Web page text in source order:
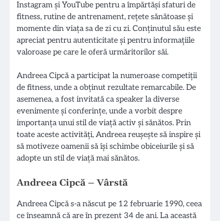
Instagram și YouTube pentru a împărtăși sfaturi de
fitness, rutine de antrenament, rețete sănătoase și
momente din viața sa de zi cu zi. Conținutul său este
apreciat pentru autenticitate și pentru informațiile
valoroase pe care le oferă urmăritorilor săi.
Andreea Cipcă a participat la numeroase competiții
de fitness, unde a obținut rezultate remarcabile. De
asemenea, a fost invitată ca speaker la diverse
evenimente și conferințe, unde a vorbit despre
importanța unui stil de viață activ și sănătos. Prin
toate aceste activități, Andreea reușește să inspire și
să motiveze oamenii să își schimbe obiceiurile și să
adopte un stil de viață mai sănătos.
Andreea Cipcă – Vârstă
Andreea Cipcă s-a născut pe 12 februarie 1990, ceea
ce înseamnă că are în prezent 34 de ani. La această